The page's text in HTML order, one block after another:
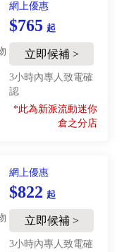
網上優惠
$765 起
立即候補 >
3小時內專人致電確
認
*此為新派流動迷你
倉之分店
網上優惠
$822 起
立即候補 >
3小時內專人致電確